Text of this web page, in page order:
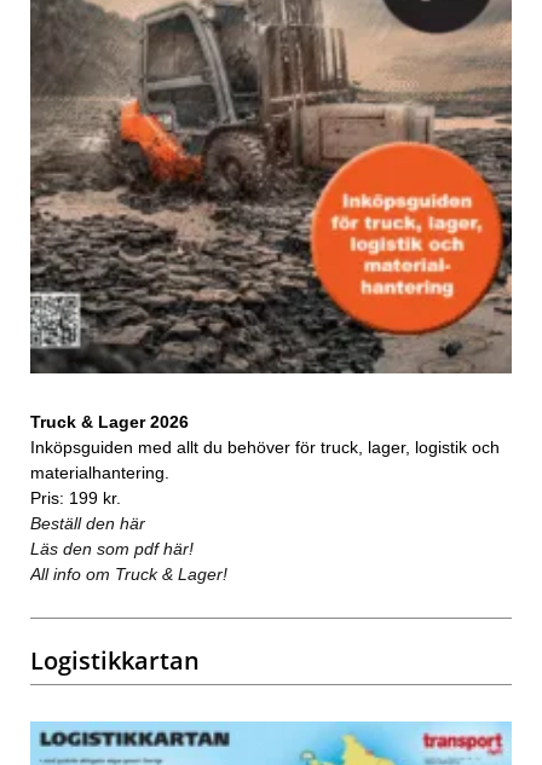
Truck & Lager 2026
Inköpsguiden med allt du behöver för truck, lager, logistik och
materialhantering.
Pris: 199 kr.
Beställ den här
Läs den som pdf här!
All info om Truck & Lager!
Logistikkartan